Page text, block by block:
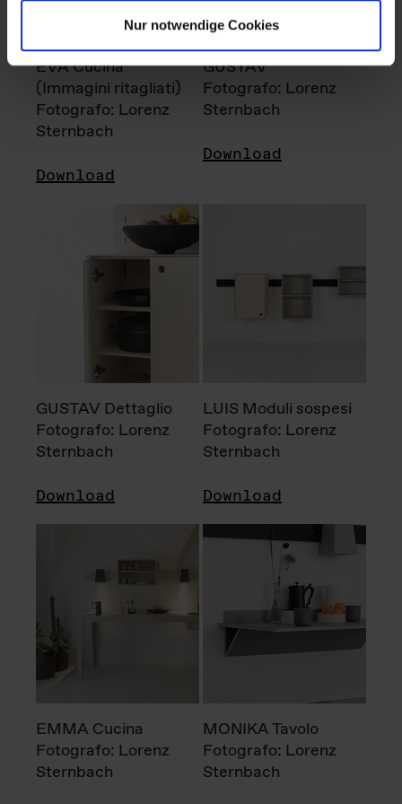
Nur notwendige Cookies
EVA Cucina
(Immagini ritagliati)
Fotografo: Lorenz
Sternbach
Download
GUSTAV
Fotografo: Lorenz
Sternbach
Download
GUSTAV Dettaglio
Fotografo: Lorenz
Sternbach
Download
LUIS Moduli sospesi
Fotografo: Lorenz
Sternbach
Download
EMMA Cucina
Fotografo: Lorenz
Sternbach
MONIKA Tavolo
Fotografo: Lorenz
Sternbach